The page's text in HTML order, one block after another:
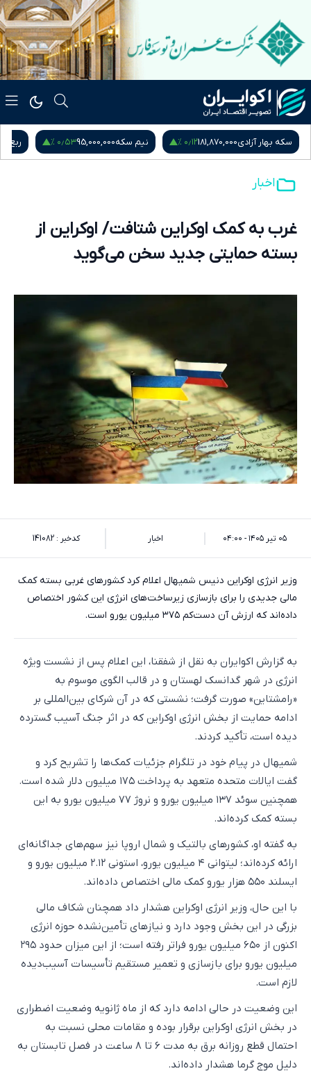
نیم سکه 95,000,000۰٫۵۳ % ربع سکه 53,000,000۰٫۹۵ %
اخبار
غرب به کمک اوکراین شتافت/ اوکراین از
بسته حمایتی جدید سخن می‌گوید
۰۵ تیر ۱۴۰۵ - ۰۴:۰۰ اخبار کدخبر : 141082
وزیر انرژی اوکراین دنیس شمیهال اعلام کرد کشورهای غربی بسته کمک
مالی جدیدی را برای بازسازی زیرساخت‌های انرژی این کشور اختصاص
داده‌اند که ارزش آن دست‌کم ۳۷۵ میلیون یورو است.
به گزارش اکو‌ایران به نقل از شفقنا، این اعلام پس از نشست ویژه
انرژی در شهر گدانسک لهستان و در قالب الگوی موسوم به
«رامشتاین» صورت گرفت؛ نشستی که در آن شرکای بین‌المللی بر
ادامه حمایت از بخش انرژی اوکراین که در اثر جنگ آسیب گسترده
دیده است، تأکید کردند.
شمیهال در پیام خود در تلگرام جزئیات کمک‌ها را تشریح کرد و
گفت ایالات متحده متعهد به پرداخت ۱۷۵ میلیون دلار شده است.
همچنین سوئد ۱۳۷ میلیون یورو و نروژ ۷۷ میلیون یورو به این
بسته کمک کرده‌اند.
به گفته او، کشورهای بالتیک و شمال اروپا نیز سهم‌های جداگانه‌ای
ارائه کرده‌اند؛ لیتوانی ۴ میلیون یورو، استونی ۲.۱۲ میلیون یورو و
ایسلند ۵۵۰ هزار یورو کمک مالی اختصاص داده‌اند.
با این حال، وزیر انرژی اوکراین هشدار داد همچنان شکاف مالی
بزرگی در این بخش وجود دارد و نیازهای تأمین‌نشده حوزه انرژی
اکنون از ۶۵۰ میلیون یورو فراتر رفته است؛ از این میزان حدود ۲۹۵
میلیون یورو برای بازسازی و تعمیر مستقیم تأسیسات آسیب‌دیده
لازم است.
این وضعیت در حالی ادامه دارد که از ماه ژانویه وضعیت اضطراری
در بخش انرژی اوکراین برقرار بوده و مقامات محلی نسبت به
احتمال قطع روزانه برق به مدت ۶ تا ۸ ساعت در فصل تابستان به
دلیل موج گرما هشدار داده‌اند.